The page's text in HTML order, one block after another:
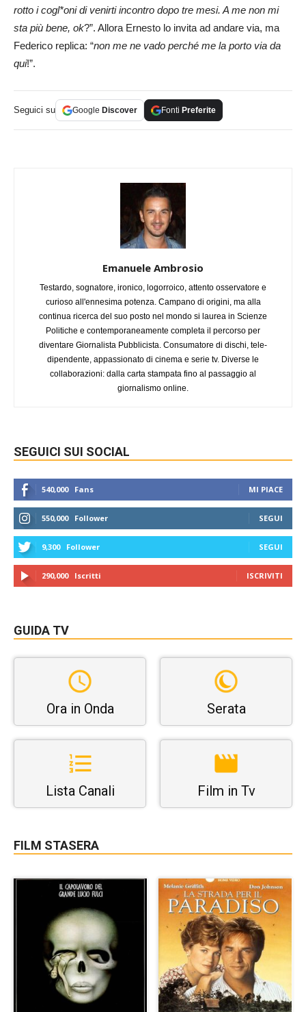
rotto i cogl*oni di venirti incontro dopo tre mesi. A me non mi
sta più bene, ok?”. Allora Ernesto lo invita ad andare via, ma
Federico replica: “non me ne vado perché me la porto via da
qui!”.
Seguici su Google Discover Fonti Preferite
Emanuele Ambrosio
Testardo, sognatore, ironico, logorroico, attento osservatore e
curioso all'ennesima potenza. Campano di origini, ma alla
continua ricerca del suo posto nel mondo si laurea in Scienze
Politiche e contemporaneamente completa il percorso per
diventare Giornalista Pubblicista. Consumatore di dischi, tele-
dipendente, appassionato di cinema e serie tv. Diverse le
collaborazioni: dalla carta stampata fino al passaggio al
giornalismo online.
SEGUICI SUI SOCIAL
540,000 Fans MI PIACE
550,000 Follower SEGUI
9,300 Follower SEGUI
290,000 Iscritti ISCRIVITI
GUIDA TV
Ora in Onda Serata
Lista Canali Film in Tv
FILM STASERA